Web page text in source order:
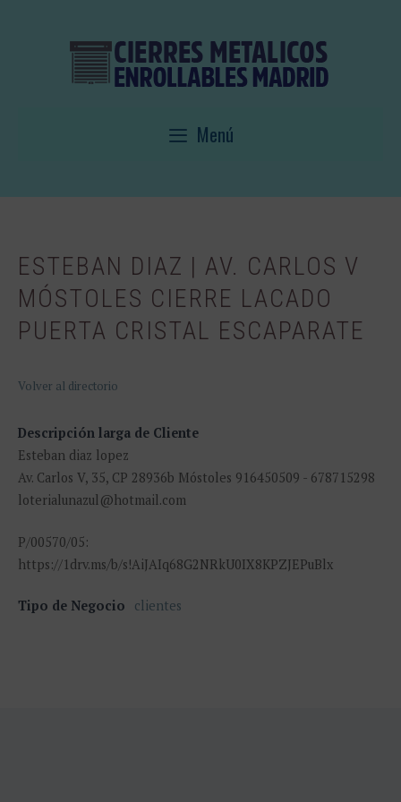
Menú
ESTEBAN DIAZ | AV. CARLOS V
MÓSTOLES CIERRE LACADO
PUERTA CRISTAL ESCAPARATE
Volver al directorio
Descripción larga de Cliente
Esteban diaz lopez
Av. Carlos V, 35, CP 28936b Móstoles 916450509 - 678715298
loterialunazul@hotmail.com
P/00570/05:
https://1drv.ms/b/s!AiJAIq68G2NRkU0IX8KPZJEPuBlx
Tipo de Negocio clientes